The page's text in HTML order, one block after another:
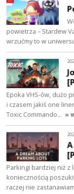
powietrza – Stardew
wrzućmy to w
Epoka VHS-ów, dużo
i czasem jakiś one
Toxic Commando… »
Parkingi bardziej niż z
koniecznością
raczej nie